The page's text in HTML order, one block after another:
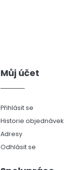
Můj účet
Přihlásit se
Historie objednávek
Adresy
Odhlásit se